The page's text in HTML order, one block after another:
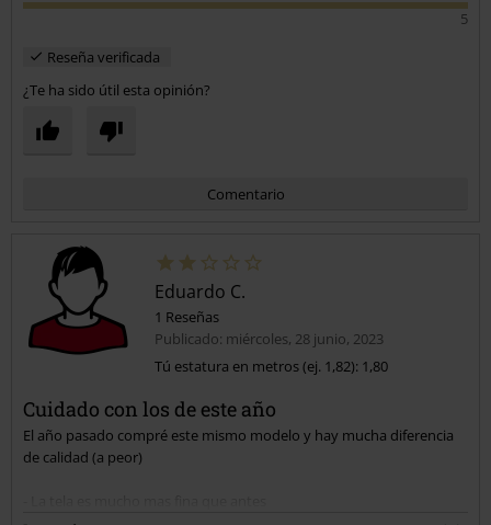
5
Reseña verificada
¿Te ha sido útil esta opinión?
Comentario
Enviar comentario
Eduardo C.
1 Reseñas
Publicado: miércoles, 28 junio, 2023
Tú estatura en metros (ej. 1,82): 1,80
Cuidado con los de este año
El año pasado compré este mismo modelo y hay mucha diferencia
de calidad (a peor)